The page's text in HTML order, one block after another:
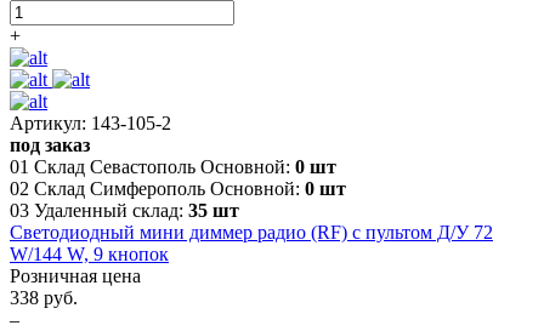
+
Артикул: 143-105-2
под заказ
01 Склад Севастополь Основной: 0 шт
02 Склад Симферополь Основной: 0 шт
03 Удаленный склад: 35 шт
Светодиодный мини диммер радио (RF) с пультом Д/У 72
W/144 W, 9 кнопок
Розничная цена
338 руб.
–